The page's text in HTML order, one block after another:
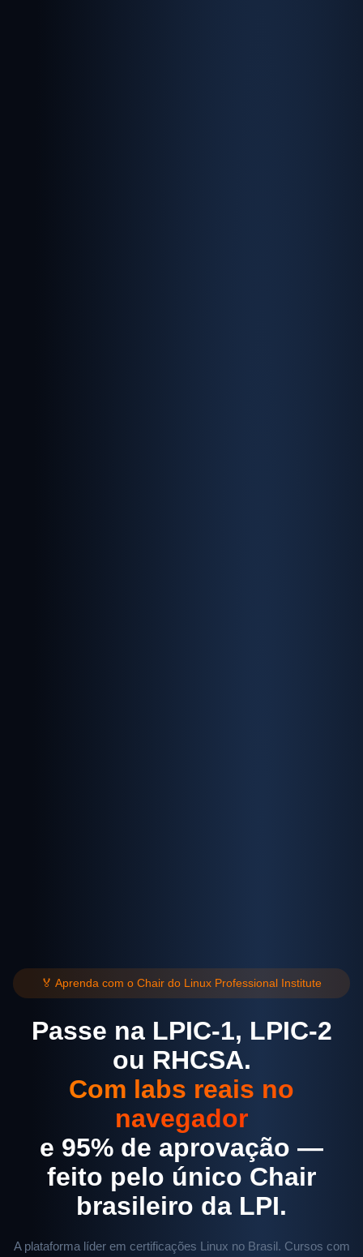
🏅 Aprenda com o Chair do Linux Professional Institute
Passe na LPIC-1, LPIC-2
ou RHCSA.
Com labs reais no
navegador
e 95% de aprovação —
feito pelo único Chair
brasileiro da LPI.
A plataforma líder em certificações Linux no Brasil. Cursos com